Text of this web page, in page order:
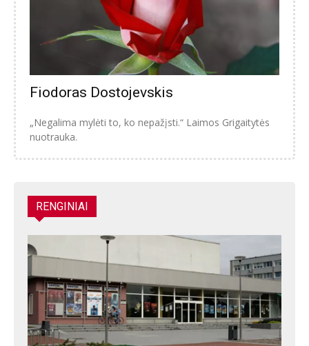
Fiodoras Dostojevskis
„Negalima mylėti to, ko nepažįsti.“ Laimos Grigaitytės
nuotrauka.
RENGINIAI